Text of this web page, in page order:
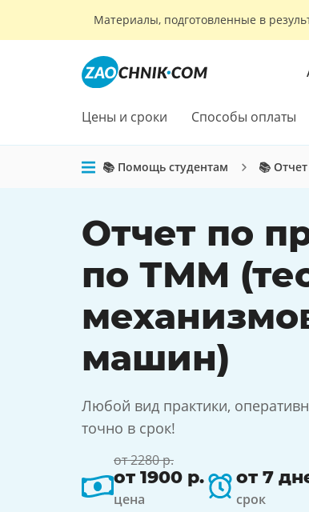
Материалы, подготовленные в
Цены и сроки Способы оплаты
📚 Помощь студентам 📚
Отчет по
по ТММ
машин)
Любой вид практики,
точно в срок!
от 2280 р.
от 1900 р.
цена
от 7
срок